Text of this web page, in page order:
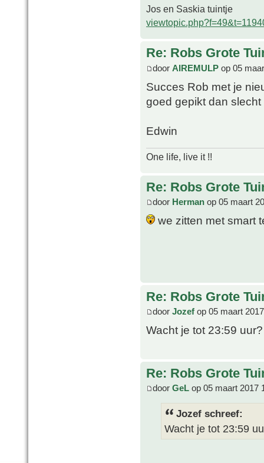
Jos en Saskia tuintje
Re: Robs Grote
door AIREMULP op 05
Succes Rob met je
goed gepikt dan
Edwin
One life, live it !!
Re: Robs Grote
door Herman op 05 maart
we zitten met smart
Re: Robs Grote
door Jozef op 05 maart
Wacht je tot 23:59
Re: Robs Grote
door GeL op 05 maart 2017
Jozef schreef:
Wacht je tot 23:59